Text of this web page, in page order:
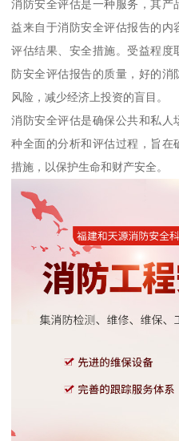
消防安全评估是一种服务，其产
益来自于消防安全评估报告的内
评估结果、安全措施。受益程度
防安全评估报告的质量，好的
风险，减少经济上投资的盲目。
消防安全评估是确保公共和私
种全面的分析和评估过程，旨
措施，以保护生命和财产安全。